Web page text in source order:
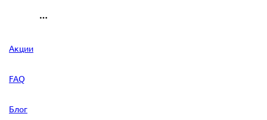
Акции
FAQ
Блог